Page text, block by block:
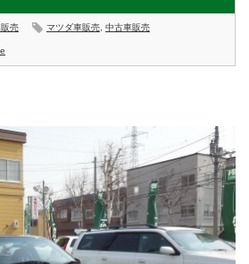
売 マツダ車販売 中古車販売